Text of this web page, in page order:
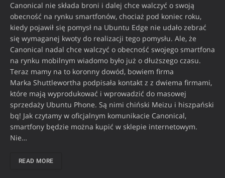
Canonical nie składa broni i dalej chce walczyć o swoją
obecność na rynku smartfonów, chociaż pod koniec roku,
kiedy pojawił się pomysł na Ubuntu Edge nie udało zebrać
się wymaganej kwoty do realizacji tego pomysłu. Ale, że
Canonical nadal chce walczyć o obecność swojego smartfona
na rynku mobilnym wiadomo było już o dłuższego czasu.
Teraz mamy na to koronny dowód, bowiem firma
Marka Shuttlewortha podpisała kontakt z z dwiema firmami,
które mają wyprodukować i wprowadzić do masowej
sprzedaży Ubuntu Phone. Są nimi chiński Meizu i hiszpański
bq! Jak czytamy w oficjalnym komunikacie Canonical,
smartfony będzie można kupić w sklepie internetowym.
Nie…
READ MORE